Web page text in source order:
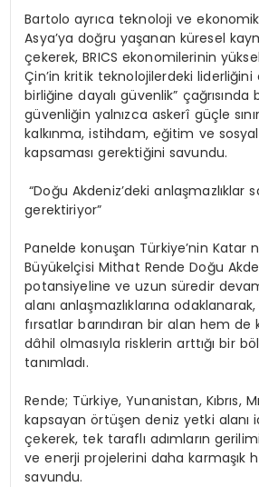
Bartolo ayrıca teknoloji ve
Asya’ya doğru yaşanan küresel
çekerek, BRICS ekonomilerinin
Çin’in kritik teknolojilerdeki liderliğini
birliğine dayalı güvenlik”
güvenliğin yalnızca askerî güçle
kalkınma, istihdam, eğitim ve
kapsaması gerektiğini savundu.
“Doğu Akdeniz’deki anlaşmazlıklar
gerektiriyor”
Panelde konuşan Türkiye’nin Katar
Büyükelçisi Mithat Rende Doğu
potansiyeline ve uzun süredir
alanı anlaşmazlıklarına
fırsatlar barındıran bir alan hem de
dâhil olmasıyla risklerin arttığı bir
tanımladı.
Rende; Türkiye, Yunanistan, Kıbrıs,
kapsayan örtüşen deniz yetki alanı
çekerek, tek taraflı adımların
ve enerji projelerini daha karmaşık
savundu.